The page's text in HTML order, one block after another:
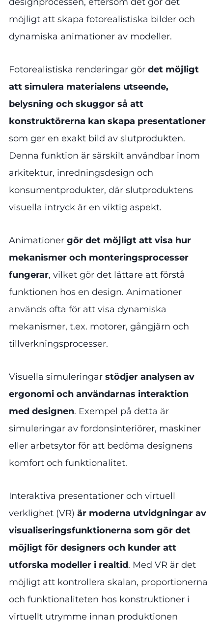
möjligt att skapa fotorealistiska bilder och
dynamiska animationer av modeller.
Fotorealistiska renderingar gör det möjligt
att simulera materialens utseende,
belysning och skuggor så att
konstruktörerna kan skapa presentationer
som ger en exakt bild av slutprodukten.
Denna funktion är särskilt användbar inom
arkitektur, inredningsdesign och
konsumentprodukter, där slutproduktens
visuella intryck är en viktig aspekt.
Animationer gör det möjligt att visa hur
mekanismer och monteringsprocesser
fungerar, vilket gör det lättare att förstå
funktionen hos en design. Animationer
används ofta för att visa dynamiska
mekanismer, t.ex. motorer, gångjärn och
tillverkningsprocesser.
Visuella simuleringar stödjer analysen av
ergonomi och användarnas interaktion
med designen. Exempel på detta är
simuleringar av fordonsinteriörer, maskiner
eller arbetsytor för att bedöma designens
komfort och funktionalitet.
Interaktiva presentationer och virtuell
verklighet (VR) är moderna utvidgningar av
visualiseringsfunktionerna som gör det
möjligt för designers och kunder att
utforska modeller i realtid. Med VR är det
möjligt att kontrollera skalan, proportionerna
och funktionaliteten hos konstruktioner i
virtuellt utrymme innan produktionen